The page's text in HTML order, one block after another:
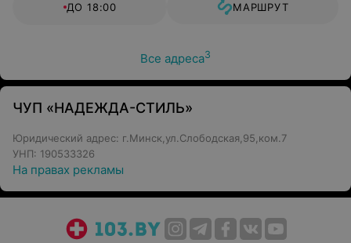
ДО 18:00 МАРШРУТ
Все адреса3
ЧУП «НАДЕЖДА-СТИЛЬ»
Юридический адрес: г.Минск,ул.Слободская,95,ком.7
УНП: 190533326
На правах рекламы